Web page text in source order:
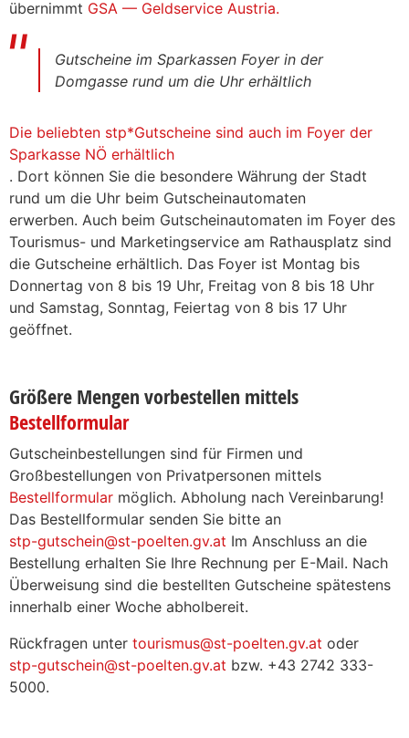
übernimmt GSA — Geldservice Austria.
Gutscheine im Sparkassen Foyer in der
Domgasse rund um die Uhr erhältlich
Die beliebten stp*Gutscheine sind auch im Foyer der
Sparkasse NÖ erhältlich
. Dort können Sie die besondere Währung der Stadt
rund um die Uhr beim Gutscheinautomaten
erwerben. Auch beim Gutscheinautomaten im Foyer des
Tourismus- und Marketingservice am Rathausplatz sind
die Gutscheine erhältlich. Das Foyer ist Montag bis
Donnertag von 8 bis 19 Uhr, Freitag von 8 bis 18 Uhr
und Samstag, Sonntag, Feiertag von 8 bis 17 Uhr
geöffnet.
Größere Mengen vorbestellen mittels
Bestellformular
Gutscheinbestellungen sind für Firmen und
Großbestellungen von Privatpersonen mittels
Bestellformular möglich. Abholung nach Vereinbarung!
Das Bestellformular senden Sie bitte an
stp-gutschein@st-poelten.gv.at Im Anschluss an die
Bestellung erhalten Sie Ihre Rechnung per E-Mail. Nach
Überweisung sind die bestellten Gutscheine spätestens
innerhalb einer Woche abholbereit.
Rückfragen unter tourismus@st-poelten.gv.at oder
stp-gutschein@st-poelten.gv.at bzw. +43 2742 333-
5000.